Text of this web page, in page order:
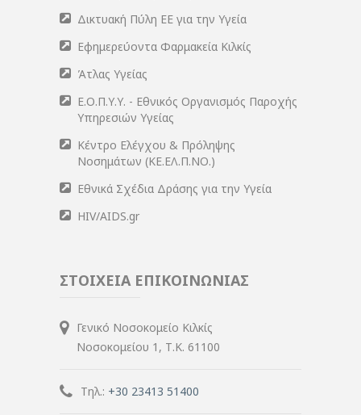
Δικτυακή Πύλη ΕΕ για την Υγεία
Εφημερεύοντα Φαρμακεία Κιλκίς
Άτλας Υγείας
Ε.Ο.Π.Υ.Υ. - Εθνικός Οργανισμός Παροχής
Υπηρεσιών Υγείας
Κέντρο Ελέγχου & Πρόληψης
Νοσημάτων (ΚΕ.ΕΛ.Π.ΝΟ.)
Εθνικά Σχέδια Δράσης για την Υγεία
HIV/AIDS.gr
ΣΤΟΙΧΕΙΑ ΕΠΙΚΟΙΝΩΝΙΑΣ
Γενικό Νοσοκομείο Κιλκίς
Νοσοκομείου 1, Τ.Κ. 61100
Τηλ.: +30 23413 51400